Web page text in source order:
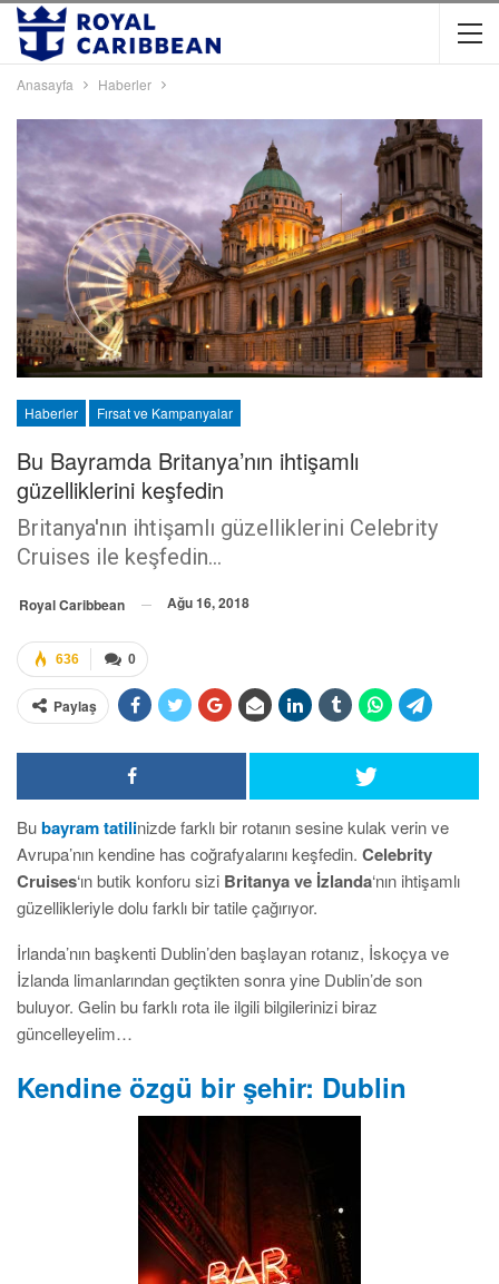
Anasayfa Haberler
Haberler Fırsat ve Kampanyalar
Bu Bayramda Britanya’nın ihtişamlı
güzelliklerini keşfedin
Britanya'nın ihtişamlı güzelliklerini Celebrity
Cruises ile keşfedin...
Royal Caribbean Ağu 16, 2018
0
636
Paylaş
Bubayram tatilinizde farklı bir rotanın sesine kulak verin ve
Avrupa’nın kendine has coğrafyalarını keşfedin. Celebrity
Cruises‘ın butik konforu sizi Britanya ve İzlanda‘nın ihtişamlı
güzellikleriyle dolu farklı bir tatile çağırıyor.
İrlanda’nın başkenti Dublin’den başlayan rotanız, İskoçya ve
İzlanda limanlarından geçtikten sonra yine Dublin’de son
buluyor. Gelin bu farklı rota ile ilgili bilgilerinizi biraz
güncelleyelim…
Kendine özgü bir şehir: Dublin